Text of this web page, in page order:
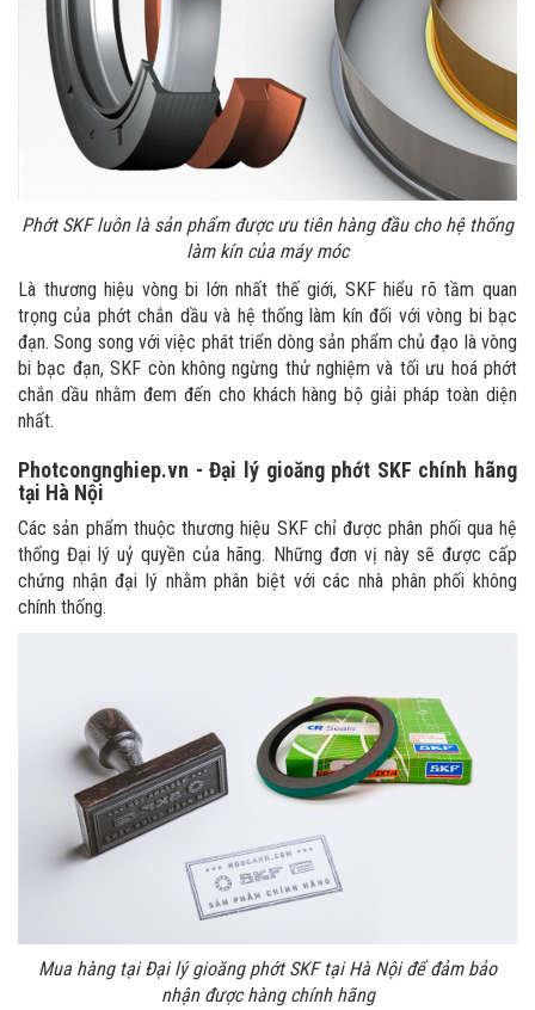
Phớt SKF luôn là sản phẩm được ưu tiên hàng đầu cho hệ thống
làm kín của máy móc
Là thương hiệu vòng bi lớn nhất thế giới, SKF hiểu rõ tầm quan
trọng của phớt chắn dầu và hệ thống làm kín đối với vòng bi bạc
đạn. Song song với việc phát triển dòng sản phẩm chủ đạo là vòng
bi bạc đạn, SKF còn không ngừng thử nghiệm và tối ưu hoá phớt
chắn dầu nhằm đem đến cho khách hàng bộ giải pháp toàn diện
nhất.
Photcongnghiep.vn - Đại lý gioăng phớt SKF chính hãng
tại Hà Nội
Các sản phẩm thuộc thương hiệu SKF chỉ được phân phối qua hệ
thống Đại lý uỷ quyền của hãng. Những đơn vị này sẽ được cấp
chứng nhận đại lý nhằm phân biệt với các nhà phân phối không
chính thống.
Mua hàng tại Đại lý gioăng phớt SKF tại Hà Nội để đảm bảo
nhận được hàng chính hãng